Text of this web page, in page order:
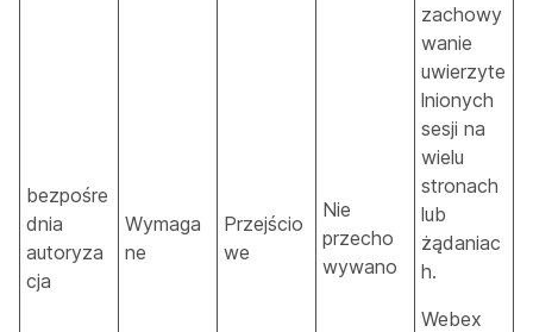
bezpośre
dnia
autoryza
cja
Wymaga
ne
Przejścio
we
Nie
przecho
wywano
zachowy
wanie
uwierzyte
lnionych
sesji na
wielu
stronach
lub
żądaniac
h.
Webex